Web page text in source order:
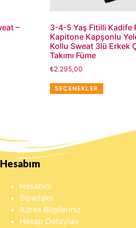
–
3-4-5 Yaş Fitilli Kadife
Kapitone Kapşonlu
Kollu Sweat 3lü Erkek
Takımı Füme
₺2.295,00
SEÇENEKLER
Hesabım
Hesabım
Siparişler
Adres Bilgileriniz
Hesap Detayları